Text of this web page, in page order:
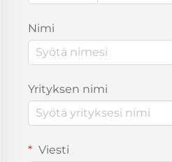
Nimi
Yrityksen nimi
Viesti